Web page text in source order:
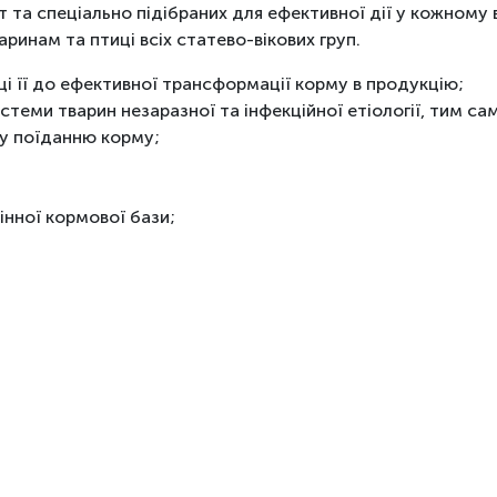
спеціально підібраних для ефективної дії у
та птиці всіх статево-вікових груп.
її до ефективної трансформації корму в продукцію;
тварин незаразної та інфекційної етіології, тим
поїданню корму;
кормової бази;